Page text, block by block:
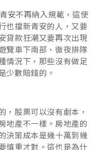
安不再納入規範，這使
也擋新青安的人，又要
貸款狂潮又要再次出現
覽車下南部、徹夜排隊
情況下，那些沒有做足
少數賠錢的。
，股票可以沒有劇本，
地產不一樣。房地產的
決策成本是幾十萬到幾
慎重才對。這也是為什